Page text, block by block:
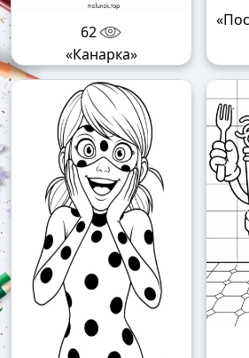
62
«Канарка»